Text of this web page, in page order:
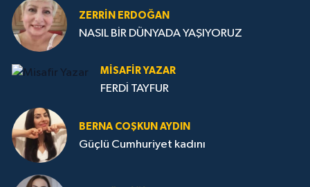
ZERRIN ERDOĞAN
NASIL BİR DÜNYADA YAŞIYORUZ
MISAFIR YAZAR
FERDİ TAYFUR
BERNA COŞKUN AYDIN
Güçlü Cumhuriyet kadını